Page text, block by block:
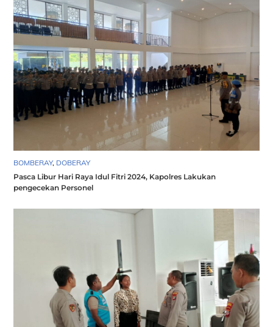
BOMBERAY, DOBERAY
Pasca Libur Hari Raya Idul Fitri 2024, Kapolres Lakukan
pengecekan Personel